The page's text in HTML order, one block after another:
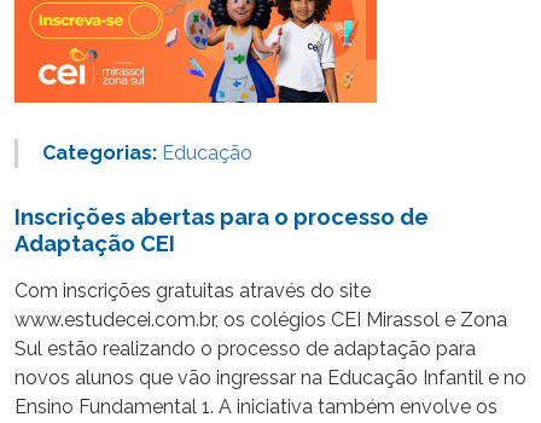
Categorias: Educação
Inscrições abertas para o processo de
Adaptação CEI
Com inscrições gratuitas através do site
www.estudecei.com.br, os colégios CEI Mirassol e Zona
Sul estão realizando o processo de adaptação para
novos alunos que vão ingressar na Educação Infantil e no
Ensino Fundamental 1. A iniciativa também envolve os